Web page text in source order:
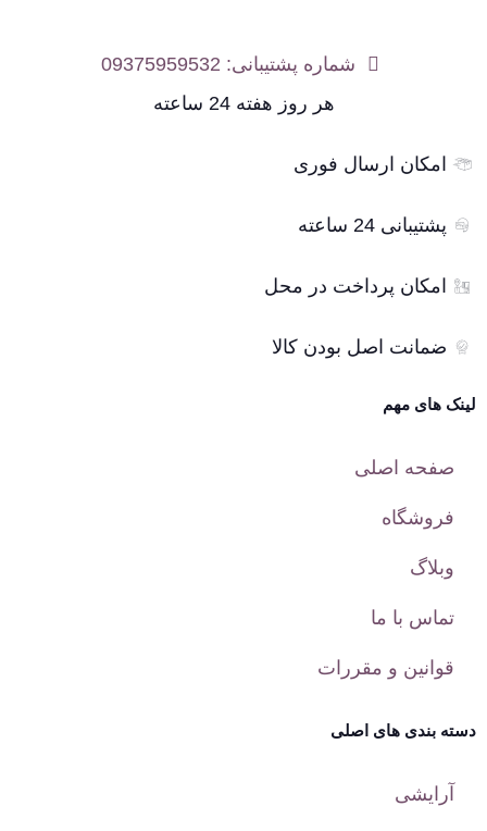
شماره پشتیبانی: 09375959532
هر روز هفته 24 ساعته
امکان ارسال فوری
پشتیبانی 24 ساعته
امکان پرداخت در محل
ضمانت اصل بودن کالا
لینک های مهم
صفحه اصلی
فروشگاه
وبلاگ
تماس با ما
قوانین و مقررات
دسته بندی های اصلی
آرایشی